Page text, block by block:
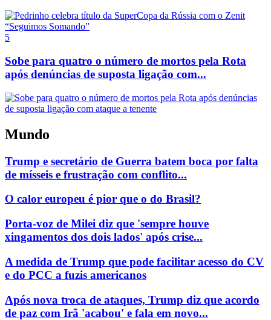
5
Sobe para quatro o número de mortos pela Rota
após denúncias de suposta ligação com...
Mundo
Trump e secretário de Guerra batem boca por falta
de mísseis e frustração com conflito...
O calor europeu é pior que o do Brasil?
Porta-voz de Milei diz que 'sempre houve
xingamentos dos dois lados' após crise...
A medida de Trump que pode facilitar acesso do CV
e do PCC a fuzis americanos
Após nova troca de ataques, Trump diz que acordo
de paz com Irã 'acabou' e fala em novo...